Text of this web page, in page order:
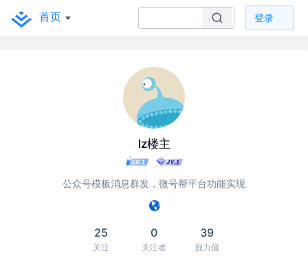
首页 登录
lz楼主
公众号模板消息群发，微号帮平台功能实现
25
关注
0
关注者
39
掘力值